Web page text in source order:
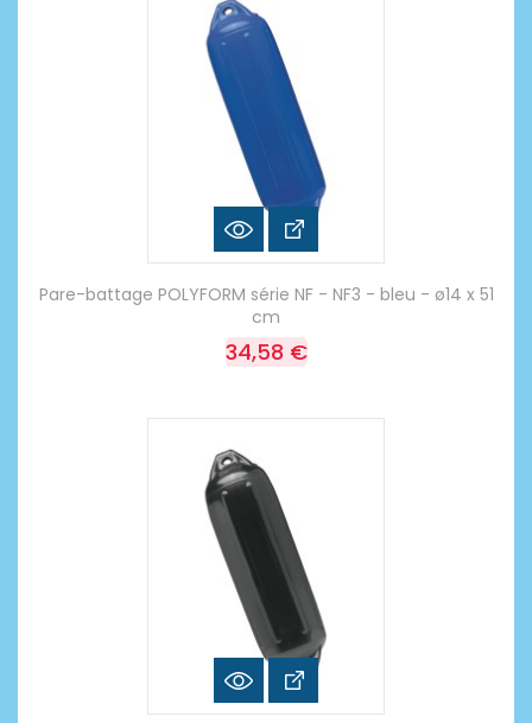
Pare-battage POLYFORM série NF - NF3 - bleu - ø14 x 51
cm
34,58 €